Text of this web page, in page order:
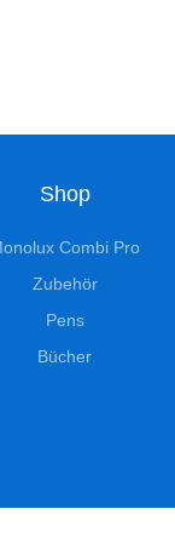
Shop
Combi Pro
Zubehör
Pens
Bücher